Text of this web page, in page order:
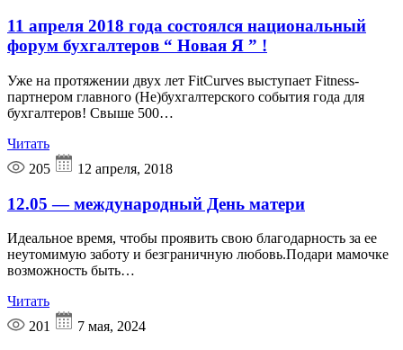
11 апреля 2018 года состоялся национальный
форум бухгалтеров “ Новая Я ” !
Уже на протяжении двух лет FitCurves выступает Fitness-
партнером главного (Не)бухгалтерского события года для
бухгалтеров! Свыше 500…
Читать
205
12 апреля, 2018
12.05 — международный День матери
Идеальное время, чтобы проявить свою благодарность за ее
неутомимую заботу и безграничную любовь.Подари мамочке
возможность быть…
Читать
201
7 мая, 2024